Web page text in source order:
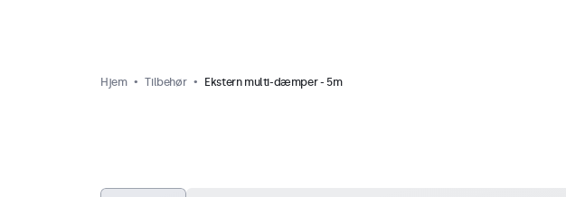
Hjem Tilbehør Ekstern multi-dæmper - 5m